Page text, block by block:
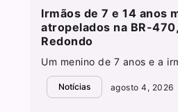
Irmãos de 7 e 14 anos
atropelados na BR-
Redondo
Um menino de 7 anos e a
Notícias agosto 4, 2026